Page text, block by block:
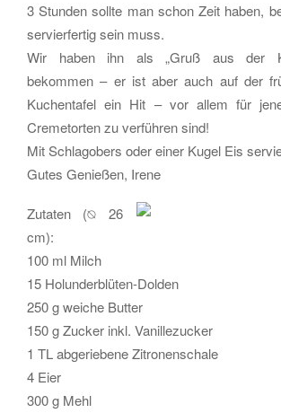
3 Stunden sollte man schon Zeit haben,
servierfertig sein muss.
Wir haben ihn als „Gruß aus der
bekommen – er ist aber auch auf der
Kuchentafel ein Hit – vor allem für
Cremetorten zu verführen sind!
Mit Schlagobers oder einer Kugel Eis
Gutes Genießen, Irene
Zutaten (⦰ 26
cm):
100 ml Milch
15 Holunderblüten-Dolden
250 g weiche Butter
150 g Zucker inkl. Vanillezucker
1 TL abgeriebene Zitronenschale
4 Eier
300 g Mehl